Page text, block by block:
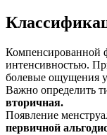
Компенсированной
интенсивностью.
болевые ощущения
Важно определить
вторичная.
Появление
первичной